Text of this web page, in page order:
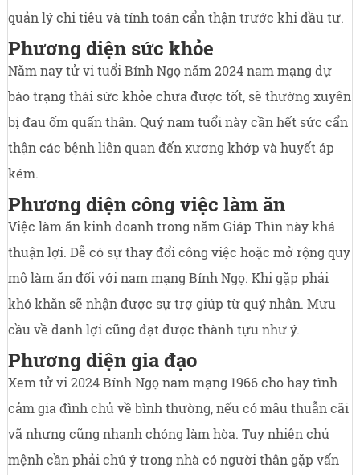
quản lý chi tiêu và tính toán cẩn thận trước khi đầu tư.
Phương diện sức khỏe
Năm nay tử vi tuổi Bính Ngọ năm 2024 nam mạng dự
báo trạng thái sức khỏe chưa được tốt, sẽ thường xuyên
bị đau ốm quấn thân. Quý nam tuổi này cần hết sức cẩn
thận các bệnh liên quan đến xương khớp và huyết áp
kém.
Phương diện công việc làm ăn
Việc làm ăn kinh doanh trong năm Giáp Thìn này khá
thuận lợi. Dễ có sự thay đổi công việc hoặc mở rộng quy
mô làm ăn đối với nam mạng Bính Ngọ. Khi gặp phải
khó khăn sẽ nhận được sự trợ giúp từ quý nhân. Mưu
cầu về danh lợi cũng đạt được thành tựu như ý.
Phương diện gia đạo
Xem tử vi 2024 Bính Ngọ nam mạng 1966 cho hay tình
cảm gia đình chủ về bình thường, nếu có mâu thuẫn cãi
vã nhưng cũng nhanh chóng làm hòa. Tuy nhiên chủ
mệnh cần phải chú ý trong nhà có người thân gặp vấn